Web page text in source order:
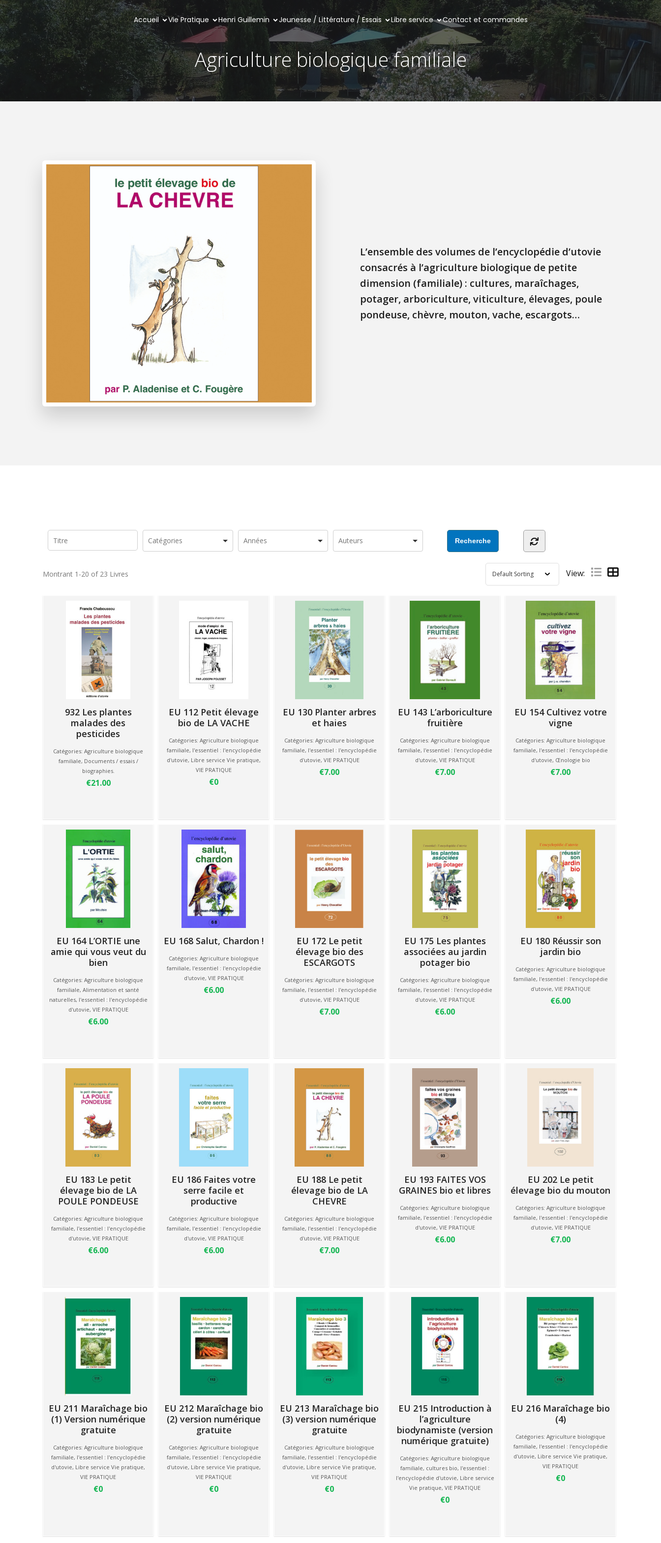
Accueil Vie Pratique Henri Guillemin Jeunesse / Littérature / Essais Libre service Contact et commandes
Agriculture biologique familiale
L’ensemble des volumes de l’encyclopédie d’utovie
consacrés à l’agriculture biologique de petite
dimension (familiale) : cultures, maraîchages,
potager, arboriculture, viticulture, élevages, poule
pondeuse, chèvre, mouton, vache, escargots…
Montrant 1-20 of 23 Livres View:
932 Les plantes
malades des
pesticides
Catégories: Agriculture biologique
familiale, Documents / essais /
biographies.
€21.00
EU 112 Petit élevage
bio de LA VACHE
Catégories: Agriculture biologique
familiale, l'essentiel : l'encyclopédie
d'utovie, Libre service Vie pratique,
VIE PRATIQUE
€0
EU 130 Planter arbres
et haies
Catégories: Agriculture biologique
familiale, l'essentiel : l'encyclopédie
d'utovie, VIE PRATIQUE
€7.00
EU 143 L’arboriculture
fruitière
Catégories: Agriculture biologique
familiale, l'essentiel : l'encyclopédie
d'utovie, VIE PRATIQUE
€7.00
EU 154 Cultivez votre
vigne
Catégories: Agriculture biologique
familiale, l'essentiel : l'encyclopédie
d'utovie, Œnologie bio
€7.00
EU 164 L’ORTIE une
amie qui vous veut du
bien
Catégories: Agriculture biologique
familiale, Alimentation et santé
naturelles, l'essentiel : l'encyclopédie
d'utovie, VIE PRATIQUE
€6.00
EU 168 Salut, Chardon !
Catégories: Agriculture biologique
familiale, l'essentiel : l'encyclopédie
d'utovie, VIE PRATIQUE
€6.00
EU 172 Le petit
élevage bio des
ESCARGOTS
Catégories: Agriculture biologique
familiale, l'essentiel : l'encyclopédie
d'utovie, VIE PRATIQUE
€7.00
EU 175 Les plantes
associées au jardin
potager bio
Catégories: Agriculture biologique
familiale, l'essentiel : l'encyclopédie
d'utovie, VIE PRATIQUE
€6.00
EU 180 Réussir son
jardin bio
Catégories: Agriculture biologique
familiale, l'essentiel : l'encyclopédie
d'utovie, VIE PRATIQUE
€6.00
EU 183 Le petit
élevage bio de LA
POULE PONDEUSE
Catégories: Agriculture biologique
familiale, l'essentiel : l'encyclopédie
d'utovie, VIE PRATIQUE
€6.00
EU 186 Faites votre
serre facile et
productive
Catégories: Agriculture biologique
familiale, l'essentiel : l'encyclopédie
d'utovie, VIE PRATIQUE
€6.00
EU 188 Le petit
élevage bio de LA
CHEVRE
Catégories: Agriculture biologique
familiale, l'essentiel : l'encyclopédie
d'utovie, VIE PRATIQUE
€7.00
EU 193 FAITES VOS
GRAINES bio et libres
Catégories: Agriculture biologique
familiale, l'essentiel : l'encyclopédie
d'utovie, VIE PRATIQUE
€6.00
EU 202 Le petit
élevage bio du mouton
Catégories: Agriculture biologique
familiale, l'essentiel : l'encyclopédie
d'utovie, VIE PRATIQUE
€7.00
EU 211 Maraîchage bio
(1) Version numérique
gratuite
Catégories: Agriculture biologique
familiale, l'essentiel : l'encyclopédie
d'utovie, Libre service Vie pratique,
VIE PRATIQUE
€0
EU 212 Maraîchage bio
(2) version numérique
gratuite
Catégories: Agriculture biologique
familiale, l'essentiel : l'encyclopédie
d'utovie, Libre service Vie pratique,
VIE PRATIQUE
€0
EU 213 Maraîchage bio
(3) version numérique
gratuite
Catégories: Agriculture biologique
familiale, l'essentiel : l'encyclopédie
d'utovie, Libre service Vie pratique,
VIE PRATIQUE
€0
EU 215 Introduction à
l’agriculture
biodynamiste (version
numérique gratuite)
Catégories: Agriculture biologique
familiale, cultures bio, l'essentiel :
l'encyclopédie d'utovie, Libre service
Vie pratique, VIE PRATIQUE
€0
EU 216 Maraîchage bio
(4)
Catégories: Agriculture biologique
familiale, l'essentiel : l'encyclopédie
d'utovie, Libre service Vie pratique,
VIE PRATIQUE
€0